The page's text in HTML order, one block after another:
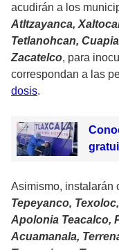
acudirán a los
Atltzayanca,
Tetlanohcan,
Zacatelco, para
correspondan a las
dosis.
Asimismo, instalarán
Tepeyanco,
Apolonia Teacalco,
Acuamanala,